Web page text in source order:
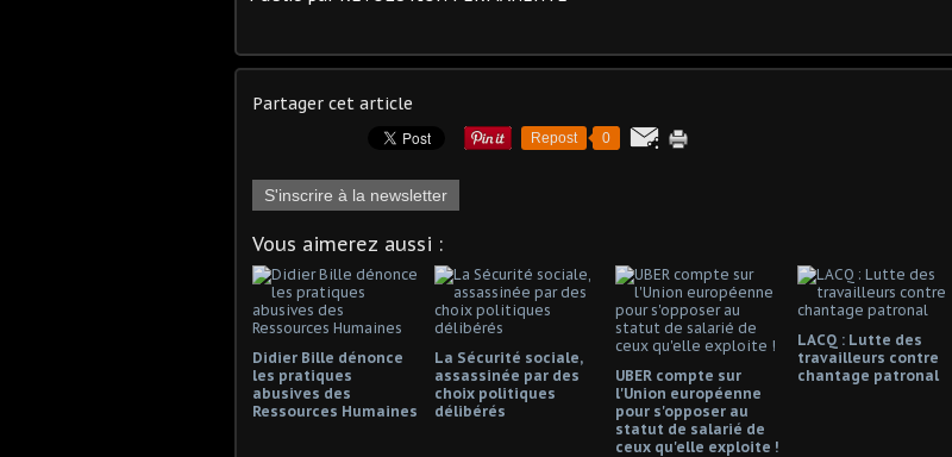
Partager cet article
Repost 0
S'inscrire à la newsletter
Vous aimerez aussi :
Didier Bille dénonce
les pratiques
abusives des
Ressources Humaines
La Sécurité sociale,
assassinée par des
choix politiques
délibérés
UBER compte sur
l'Union européenne
pour s'opposer au
statut de salarié de
ceux qu'elle exploite !
LACQ : Lutte des
travailleurs contre
chantage patronal